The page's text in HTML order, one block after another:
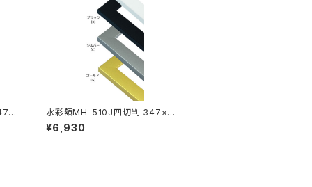
水彩額MH-510J四切判 347×4
23ミリ
¥6,930